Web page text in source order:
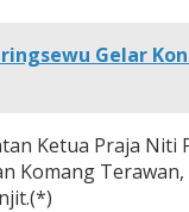
Gelar
Ketua Praja Niti
Komang